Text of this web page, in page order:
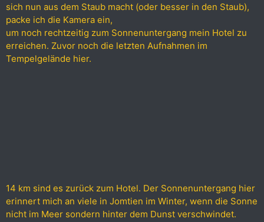
sich nun aus dem Staub macht (oder besser in den Staub),
packe ich die Kamera ein,
um noch rechtzeitig zum Sonnenuntergang mein Hotel zu
erreichen. Zuvor noch die letzten Aufnahmen im
Tempelgelände hier.
14 km sind es zurück zum Hotel. Der Sonnenuntergang hier
erinnert mich an viele in Jomtien im Winter, wenn die Sonne
nicht im Meer sondern hinter dem Dunst verschwindet.